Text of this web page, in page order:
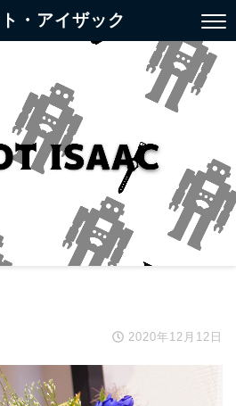
・アイザック
2020年12月12日